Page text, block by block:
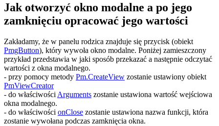
Jak otworzyć okno modalne a po jego
zamknięciu opracować jego wartości
Zakładamy, że w panelu rodzica znajduje się przycisk (obiekt
PmgButton), który wywoła okno modalne. Poniżej zamieszczony
przykład przedstawia w jaki sposób przekazać a następnie odczytać
wartości z okna modalnego.
- przy pomocy metody Pm.CreateView zostanie ustawiony obiekt
PmViewCreator
- do właściwości Arguments zostanie ustawiona wartość wejściowa
okna modalnego.
- do właściwości onClose zostanie ustawiona nazwa funkcji, która
zostanie wywołana podczas zamknięcia okna.